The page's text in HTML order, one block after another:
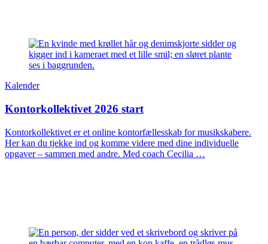
Kalender
Kontorkollektivet 2026 start
Kontorkollektivet er et online kontorfællesskab for musikskabere.
Her kan du tjekke ind og komme videre med dine individuelle
opgaver – sammen med andre. Med coach Cecilia …